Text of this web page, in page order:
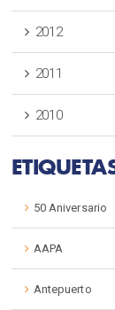
2012
2011
2010
50 Aniversario
AAPA
Antepuerto